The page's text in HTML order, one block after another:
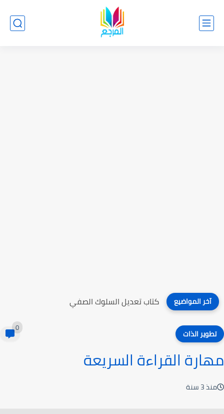
آخر المواضيع كتاب محاضرات في التقويم التربوي
تطوير الذات 0
مهارة القراءة السريعة
منذ 3 سنة